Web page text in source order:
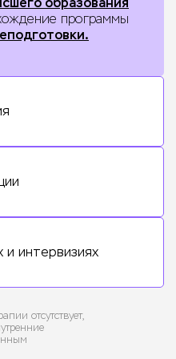
программы
работы
в учебных
и интервизиях
отсутствует,